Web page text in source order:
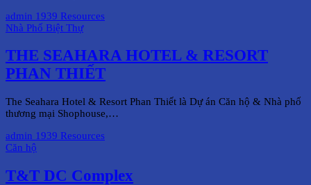
admin 1939 Resources
Nhà Phố Biệt Thự
THE SEAHARA HOTEL & RESORT
PHAN THIẾT
The Seahara Hotel & Resort Phan Thiết là Dự án Căn hộ & Nhà phố
thương mại Shophouse,…
admin 1939 Resources
Căn hộ
T&T DC Complex